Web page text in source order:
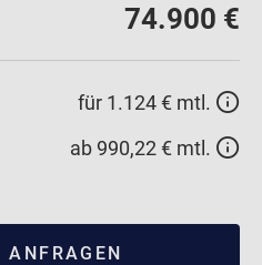
74.900 €
für 1.124 € mtl.
ab 990,22 € mtl.
ANFRAGEN